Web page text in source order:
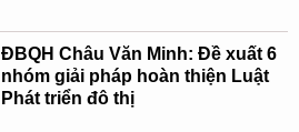
ĐBQH Châu Văn Minh: Đề xuất 6
nhóm giải pháp hoàn thiện Luật
Phát triển đô thị